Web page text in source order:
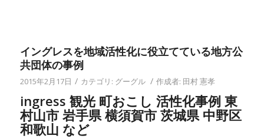
イングレスを地域活性化に役立てている地方公
共団体の事例
2015年2月17日 / カテゴリ: グーグル / 作成者: 田村 憲孝
ingress 観光 町おこし 活性化事例 東
村山市 岩手県 横須賀市 茨城県 中野区
和歌山 など